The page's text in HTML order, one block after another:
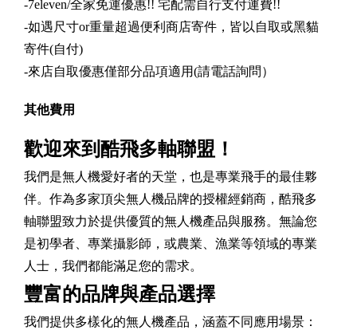
-7eleven/全家免運優惠!! 宅配需自行支付運費!!
-如遇尺寸or重量超過便利商店寄件，皆以自取或黑貓
寄件(自付)
-來店自取優惠僅部分品項適用(請電話詢問）
其他費用
歡迎來到酷飛多軸聯盟！
我們是無人機愛好者的天堂，也是專業飛手的最佳夥
伴。作為多家頂尖無人機品牌的授權經銷商，酷飛多
軸聯盟致力於提供優質的無人機產品與服務。無論您
是初學者、專業攝影師，或農業、漁業等領域的專業
人士，我們都能滿足您的需求。
豐富的品牌與產品選擇
我們提供多樣化的無人機產品，涵蓋不同應用場景：